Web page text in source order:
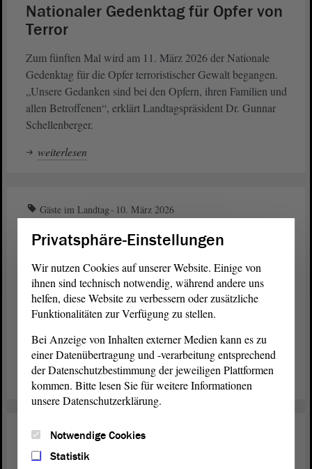
Nationaler Gedenktag für Opfer von
Terror
Zum fünften Mal wird am 11. März 2026 der Nationale
Gedenktag für die Opfer terroristischer Gewalt begangen.
„Unsere Gedanken sind bei den Opfern, ihren Familien und
allen Betroffenen“, erklärt Landtagspräsident Dr. Gunnar
Schellenberger.
weiterlesen
Gäste im Landtag 10. März 2026
Offene Führungen für alle
DerLandtag von Sachsen-Anhalt nimmt am 18. März 2026
ein neues und dauerhaftes Angebot ins Programm: die
offene Führung. Das Angebot richtet sich vor allem an
interessierte Einzelbesuchende. Kommen Sie gern vorbei,
aber bitte melden Sie sich vorher an.
weiterlesen
Gäste im Landtag 09. März 2026
Mirëdita: Besuch aus Albanien im
Privatsphäre-Einstellungen
Wir nutzen Cookies auf unserer Website. Einige von
ihnen sind technisch notwendig, während andere uns
helfen, diese Website zu verbessern oder zusätzliche
Funktionalitäten zur Verfügung zu stellen.
Bei Anzeige von Inhalten externer Medien kann es zu
einer Datenübertragung und -verarbeitung entsprechend
der Datenschutzbestimmung der jeweiligen Plattformen
kommen. Bitte lesen Sie für weitere Informationen
unsere Datenschutzerklärung.
Notwendige Cookies
Statistik